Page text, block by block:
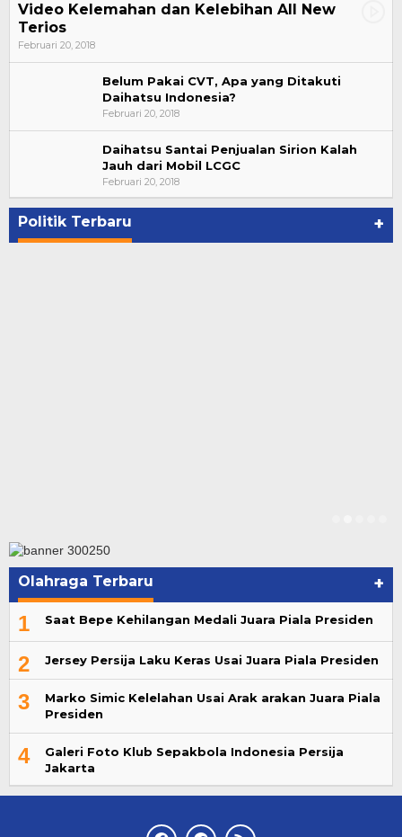
Video Kelemahan dan Kelebihan All New
Terios
Februari 20, 2018
Belum Pakai CVT, Apa yang Ditakuti
Daihatsu Indonesia?
Februari 20, 2018
Daihatsu Santai Penjualan Sirion Kalah
Jauh dari Mobil LCGC
Februari 20, 2018
Politik Terbaru +
Bupati Ahmad Hijazi, Hadiri Paripurna Hasil
Penetapan Paslon Bupati dan Wabup Te…
Di NASIONAL, POLITIK, REJANG LEBONG
Olahraga Terbaru +
1 Saat Bepe Kehilangan Medali Juara Piala Presiden
2 Jersey Persija Laku Keras Usai Juara Piala Presiden
3
Marko Simic Kelelahan Usai Arak arakan Juara Piala
Presiden
4
Galeri Foto Klub Sepakbola Indonesia Persija
Jakarta